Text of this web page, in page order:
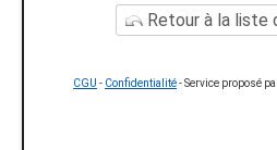
Retour à la liste
CGU - Confidentialité- Service proposé